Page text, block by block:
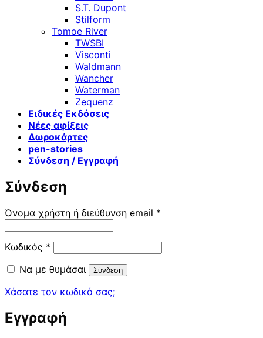
S.T. Dupont
Stilform
Tomoe River
TWSBI
Visconti
Waldmann
Wancher
Waterman
Zequenz
Ειδικές Εκδόσεις
Νέες αφίξεις
Δωροκάρτες
pen-stories
Σύνδεση / Εγγραφή
Σύνδεση
Όνομα χρήστη ή διεύθυνση email *
Κωδικός * Απαιτείται
Να με θυμάσαι
Σύνδεση
Χάσατε τον κωδικό σας;
Εγγραφή